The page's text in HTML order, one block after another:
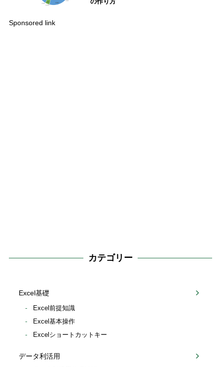
Sponsored link
カテゴリー
Excel基礎
Excel前提知識
Excel基本操作
Excelショートカットキー
データ利活用